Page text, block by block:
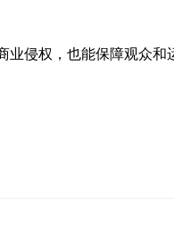
侵权，也能保障观众